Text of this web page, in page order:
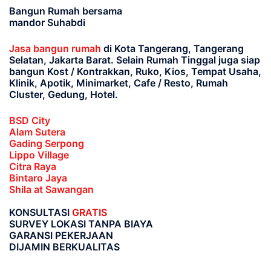
Bangun Rumah bersama
mandor Suhabdi
Jasa bangun rumah di Kota Tangerang, Tangerang
Selatan, Jakarta Barat. Selain Rumah Tinggal juga siap
bangun Kost / Kontrakkan, Ruko, Kios, Tempat Usaha,
Klinik, Apotik, Minimarket, Cafe / Resto, Rumah
Cluster, Gedung, Hotel.
BSD City
Alam Sutera
Gading Serpong
Lippo Village
Citra Raya
Bintaro Jaya
Shila at Sawangan
KONSULTASI GRATIS
SURVEY LOKASI TANPA BIAYA
GARANSI PEKERJAAN
DIJAMIN BERKUALITAS